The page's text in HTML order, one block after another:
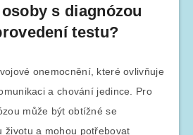
s diagnózou
testu?
onemocnění, které ovlivňuje
a chování jedince. Pro
může být obtížné se
životu a mohou potřebovat